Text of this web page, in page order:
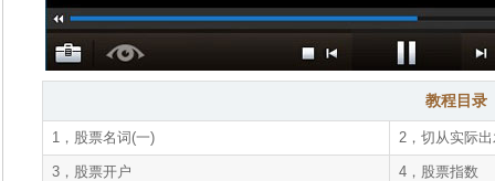
教程目录
1，股票名词(一) 2，切从实际
3，股票开户 4，股票指数